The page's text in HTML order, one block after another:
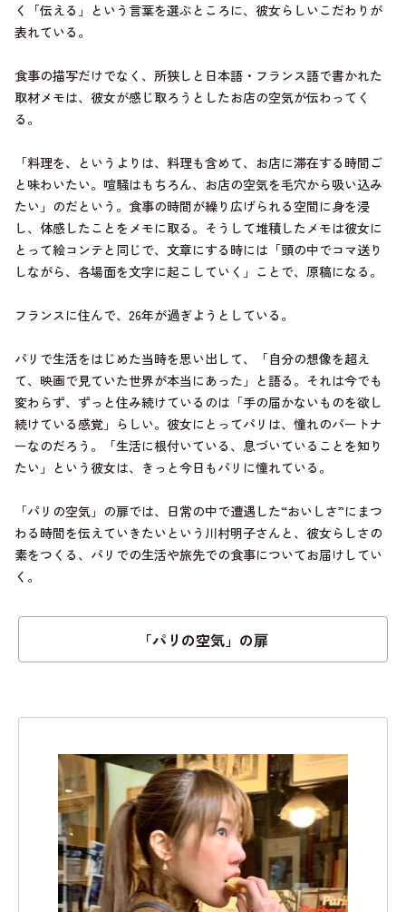
く「伝える」という言葉を選ぶところに、彼女らしいこだわりが
表れている。
食事の描写だけでなく、所狭しと日本語・フランス語で書かれた
取材メモは、彼女が感じ取ろうとしたお店の空気が伝わってく
る。
「料理を、というよりは、料理も含めて、お店に滞在する時間ご
と味わいたい。喧騒はもちろん、お店の空気を毛穴から吸い込み
たい」のだという。食事の時間が繰り広げられる空間に身を浸
し、体感したことをメモに取る。そうして堆積したメモは彼女に
とって絵コンテと同じで、文章にする時には「頭の中でコマ送り
しながら、各場面を文字に起こしていく」ことで、原稿になる。
フランスに住んで、26年が過ぎようとしている。
パリで生活をはじめた当時を思い出して、「自分の想像を超え
て、映画で見ていた世界が本当にあった」と語る。それは今でも
変わらず、ずっと住み続けているのは「手の届かないものを欲し
続けている感覚」らしい。彼女にとってパリは、憧れのパートナ
ーなのだろう。「生活に根付いている、息づいていることを知り
たい」という彼女は、きっと今日もパリに憧れている。
「パリの空気」の扉では、日常の中で遭遇した“おいしさ”にまつ
わる時間を伝えていきたいという川村明子さんと、彼女らしさの
素をつくる、パリでの生活や旅先での食事についてお届けしてい
く。
「パリの空気」の扉